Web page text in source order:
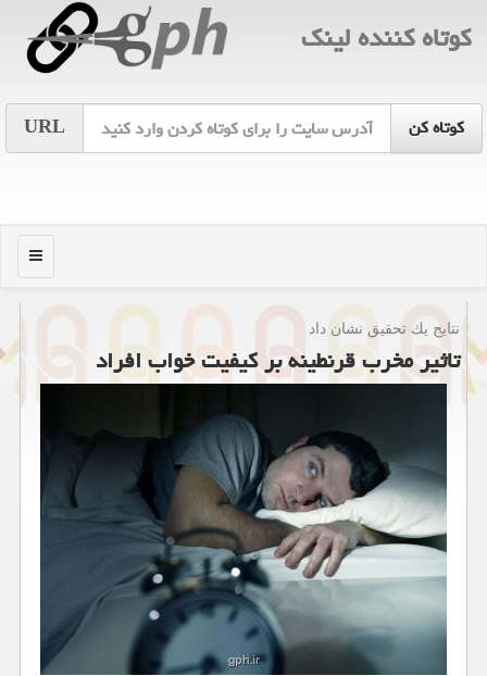
كوتاه كننده لینك
URL
منو
نتایج یك تحقیق نشان داد
تاثیر مخرب قرنطینه بر كیفیت خواب افراد